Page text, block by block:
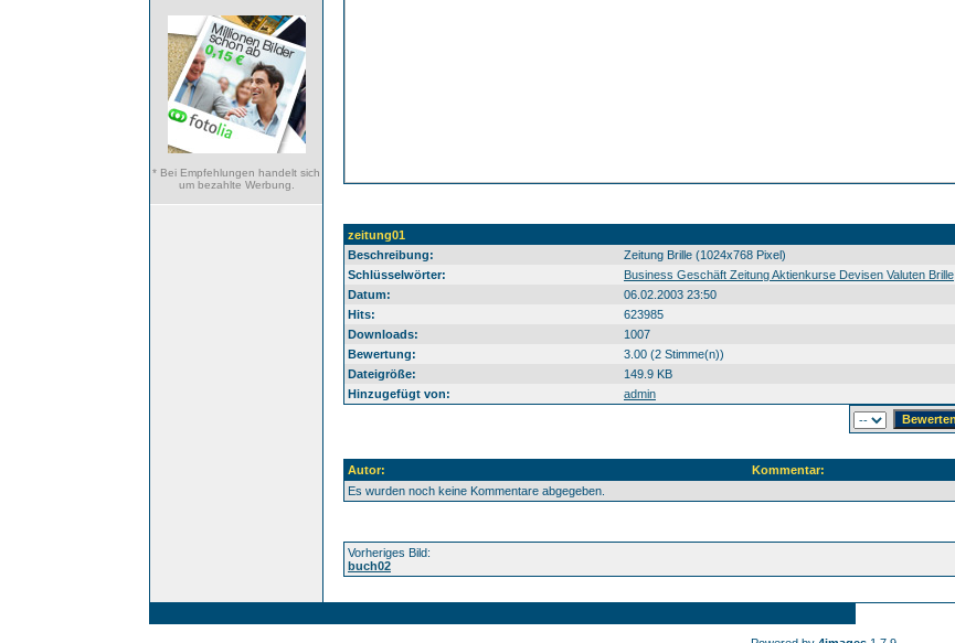
* Bei Empfehlungen handelt sich
um bezahlte Werbung.
zeitung01
Beschreibung:
Zeitung Brille (1024x768 Pixel)
Schlüsselwörter:
Business Geschäft Zeitung Aktienkurse Devisen Valuten Brille
Datum:
06.02.2003 23:50
Hits:
623985
Downloads:
1007
Bewertung:
3.00 (2 Stimme(n))
Dateigröße:
149.9 KB
Hinzugefügt von:
admin
Autor:
Kommentar:
Es wurden noch keine Kommentare abgegeben.
Vorheriges Bild:
buch02